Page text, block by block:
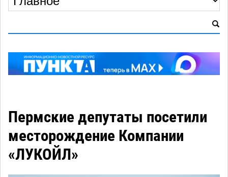
Пермские депутаты посетили
месторождение Компании
«ЛУКОЙЛ»